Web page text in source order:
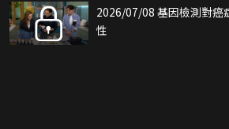
2026/07/08 基因檢測對癌
性